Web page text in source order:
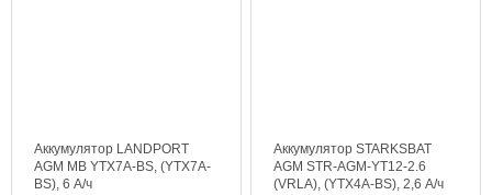
Аккумулятор LANDPORT
AGM MB YTX7A-BS, (YTX7A-
BS), 6 А/ч
Аккумулятор STARKSBAT
AGM STR-AGM-YT12-2.6
(VRLA), (YTX4A-BS), 2,6 А/ч